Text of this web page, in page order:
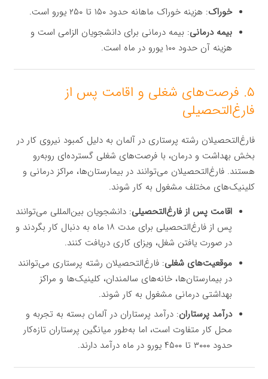
خوراک: هزینه خوراک ماهانه حدود ۱۵۰ تا ۲۵۰ یورو است.
بیمه درمانی: بیمه درمانی برای دانشجویان الزامی است و
هزینه آن حدود ۱۰۰ یورو در ماه است.
۵. فرصت‌های شغلی و اقامت پس از
فارغ‌التحصیلی
فارغ‌التحصیلان رشته پرستاری در آلمان به دلیل کمبود نیروی کار در
بخش بهداشت و درمان، با فرصت‌های شغلی گسترده‌ای روبه‌رو
هستند. فارغ‌التحصیلان می‌توانند در بیمارستان‌ها، مراکز درمانی و
کلینیک‌های مختلف مشغول به کار شوند.
اقامت پس از فارغ‌التحصیلی: دانشجویان بین‌المللی می‌توانند
پس از فارغ‌التحصیلی برای مدت ۱۸ ماه به دنبال کار بگردند و
در صورت یافتن شغل، ویزای کاری دریافت کنند.
موقعیت‌های شغلی: فارغ‌التحصیلان رشته پرستاری می‌توانند
در بیمارستان‌ها، خانه‌های سالمندان، کلینیک‌ها و مراکز
بهداشتی درمانی مشغول به کار شوند.
درآمد پرستاران: درآمد پرستاران در آلمان بسته به تجربه و
محل کار متفاوت است، اما به‌طور میانگین پرستاران تازه‌کار
حدود ۳۰۰۰ تا ۴۵۰۰ یورو در ماه درآمد دارند.